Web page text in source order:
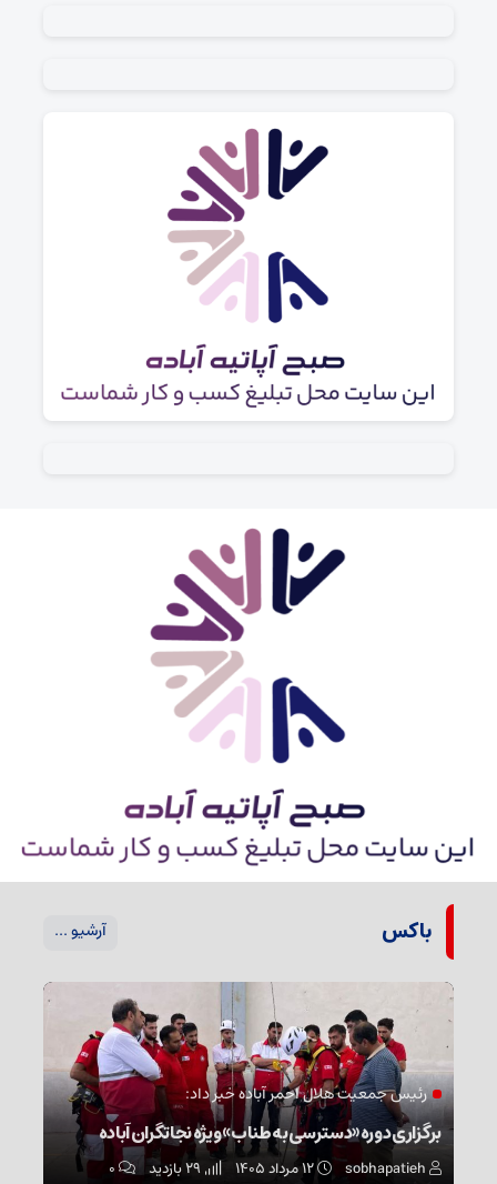
باکس آرشیو ...
رئیس جمعیت هلال احمر آباده خبر داد:
برگزاری دوره «دسترسی به طناب» ویژه نجاتگران آباده
sobhapatieh ۱۲ مرداد ۱۴۰۵ ۰